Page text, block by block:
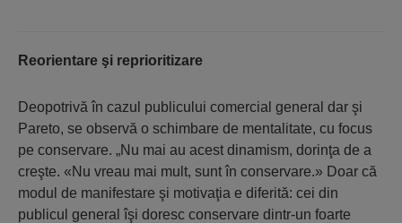
Reorientare şi reprioritizare
Deopotrivă în cazul publicului comercial general dar şi
Pareto, se observă o schimbare de mentalitate, cu focus
pe conservare. „Nu mai au acest dinamism, dorinţa de a
creşte. «Nu vreau mai mult, sunt în conservare.» Doar că
modul de manifestare şi motivaţia e diferită: cei din
publicul general îşi doresc conservare dintr-un foarte